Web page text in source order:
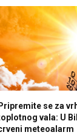
Pripremite se za
vala: U
meteoalarm